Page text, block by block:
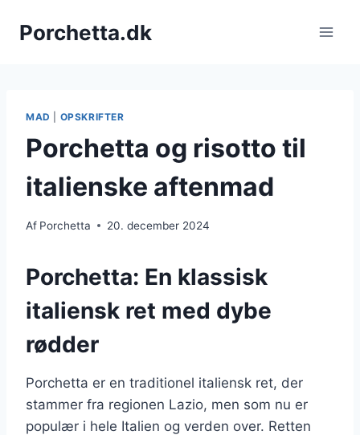
Porchetta.dk
MAD OPSKRIFTER
Porchetta og risotto til
italienske aftenmad
Af Porchetta 20. december 2024
Porchetta: En klassisk
italiensk ret med dybe
rødder
Porchetta er en traditionel italiensk ret, der
stammer fra regionen Lazio, men som nu er
populær i hele Italien og verden over. Retten